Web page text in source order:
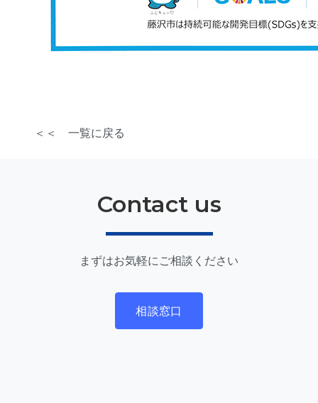
＜＜ 一覧に戻る
Contact us
まずはお気軽にご相談ください
相談窓口